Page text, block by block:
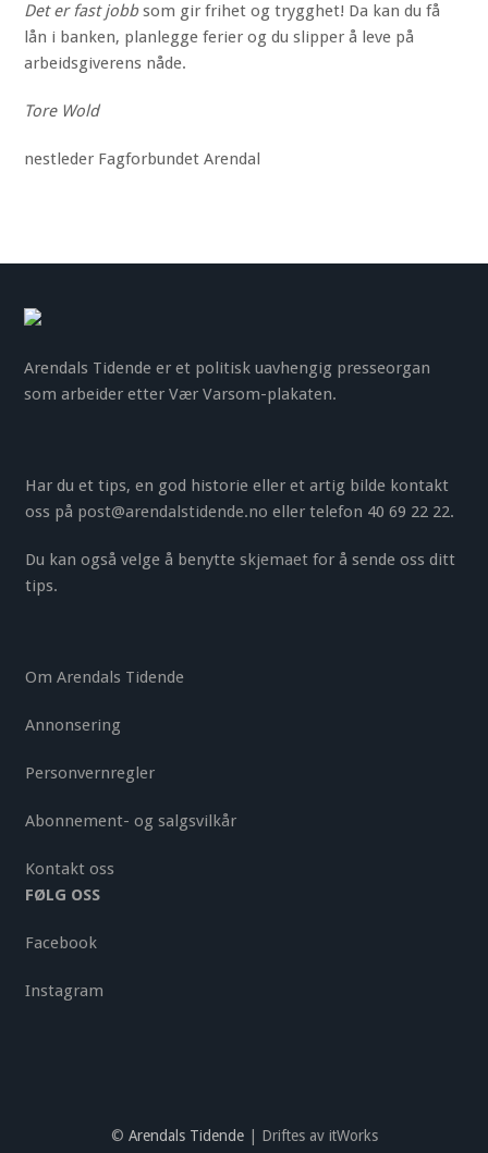
Det er fast jobbsom gir frihet og trygghet! Da kan du få
lån i banken, planlegge ferier og du slipper å leve på
arbeidsgiverens nåde.
Tore Wold
nestleder Fagforbundet Arendal
Arendals Tidende er et politisk uavhengig presseorgan
som arbeider etter Vær Varsom-plakaten.
Har du et tips, en god historie eller et artig bilde kontakt
oss på post@arendalstidende.no eller telefon 40 69 22 22.
Du kan også velge å benytte skjemaet for å sende oss ditt
tips.
Om Arendals Tidende
Annonsering
Personvernregler
Abonnement- og salgsvilkår
Kontakt oss
FØLG OSS
Facebook
Instagram
© Arendals Tidende| Driftes av itWorks